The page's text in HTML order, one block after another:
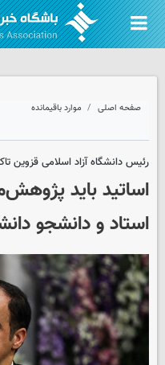
صفحه اصلی موارد باقیمانده
رئیس دانشگاه آزاد اسلامی قزوین
اساتید باید
استاد و دانشجو